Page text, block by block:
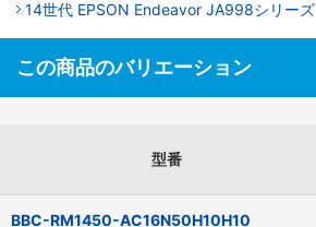
14世代 EPSON Endeavor JA998シリーズ
この商品のバリエーション
型番
BBC-RM1450-AC16N50H10H10